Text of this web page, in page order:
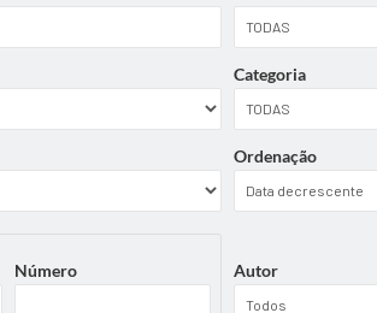
Categoria
Ordenação
Número Autor